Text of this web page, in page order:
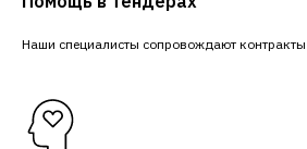
Наши специалисты сопровождают контракты